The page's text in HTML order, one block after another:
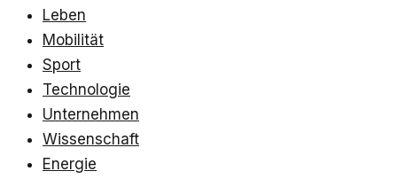
Leben
Mobilität
Sport
Technologie
Unternehmen
Wissenschaft
Energie